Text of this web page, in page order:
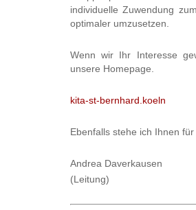
individuelle Zuwendung
optimaler umzusetzen.
Wenn wir Ihr Interesse
unsere Homepage.
kita-st-bernhard.koeln
Ebenfalls stehe ich Ihnen
Andrea Daverkausen
(Leitung)